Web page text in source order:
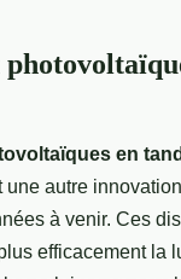
en
autre
à venir. Ces
efficacement la